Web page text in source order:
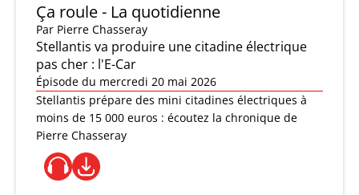
Ça roule - La quotidienne
Par Pierre Chasseray
Stellantis va produire une citadine électrique
pas cher : l'E-Car
Épisode du mercredi 20 mai 2026
Stellantis prépare des mini citadines électriques à
moins de 15 000 euros : écoutez la chronique de
Pierre Chasseray